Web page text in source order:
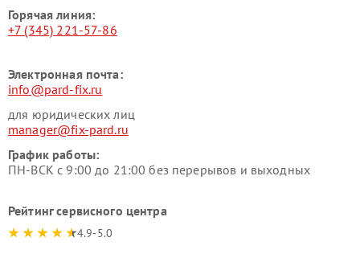
Горячая линия:
+7 (345) 221-57-86
Электронная почта:
info@pard-fix.ru
для юридических лиц
manager@fix-pard.ru
График работы:
ПН-ВСК с 9:00 до 21:00 без перерывов и выходных
Рейтинг сервисного центра
4.9-5.0